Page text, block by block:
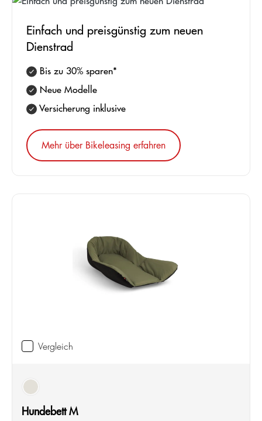
Einfach und preisgünstig zum neuen
Dienstrad
Bis zu 30% sparen*
Neue Modelle
Versicherung inklusive
Mehr über Bikeleasing erfahren
Vergleich
olive
Hundebett M